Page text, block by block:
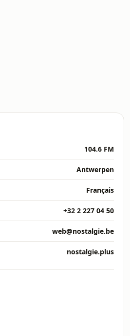
104.6 FM
Antwerpen
Français
+32 2 227 04 50
web@nostalgie.be
nostalgie.plus